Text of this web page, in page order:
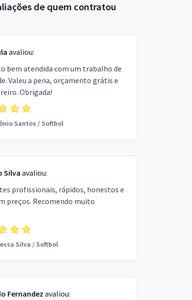
de quem contratou
avaliou:
bem atendida com um trabalho de
Valeu a pena, orçamento grátis e
Obrigada!
Santos /Softbol
Silva avaliou:
profissionais, rápidos, honestos e
preços. Recomendo muito
Silva /Softbol
Fernandez avaliou: